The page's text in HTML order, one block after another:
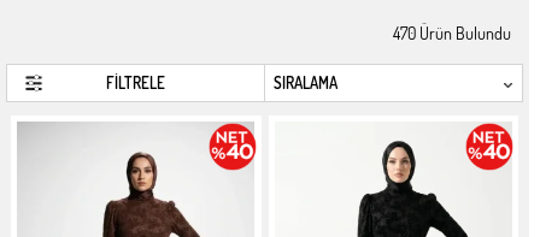
470 Ürün Bulundu
FİLTRELE